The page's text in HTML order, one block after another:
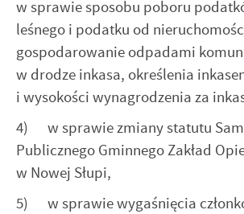
w sprawie sposobu poboru
leśnego i podatku od
gospodarowanie odpadami
w drodze inkasa, określenia
i wysokości wynagrodzenia za
4) w sprawie zmiany statutu
Publicznego Gminnego Zakład
w Nowej Słupi,
5) w sprawie wygaśnięcia